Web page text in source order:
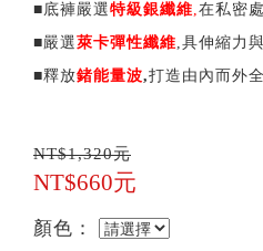
■底褲嚴選特級銀纖維,在私密
■嚴選萊卡彈性纖維,具伸縮力
■釋放鍺能量波,打造由內而外
NT$1,320元
NT$660元
顏色：